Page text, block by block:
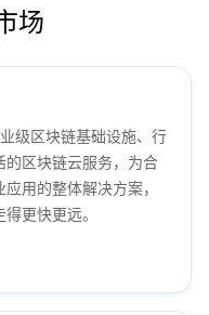
场
级区块链基础设施、行
的区块链云服务，为合
用的整体解决方案，
更快更远。